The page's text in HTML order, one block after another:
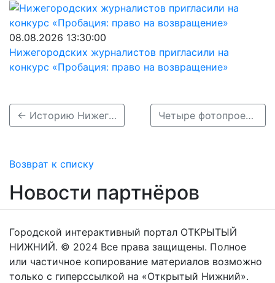
08.08.2026 13:30:00
Нижегородских журналистов пригласили на
конкурс «Пробация: право на возвращение»
← Историю Нижегородского музея-заповедника показали в 28 фотографиях Четыре фотопроекта Алексея Мякишева представили в Нижнем Новгороде →
Возврат к списку
Новости партнёров
Городской интерактивный портал ОТКРЫТЫЙ
НИЖНИЙ. © 2024 Все права защищены. Полное
или частичное копирование материалов возможно
только с гиперссылкой на «Открытый Нижний».